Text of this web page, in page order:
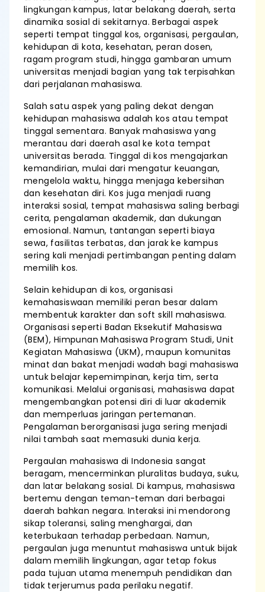
lingkungan kampus, latar belakang daerah, serta
dinamika sosial di sekitarnya. Berbagai aspek
seperti tempat tinggal kos, organisasi, pergaulan,
kehidupan di kota, kesehatan, peran dosen,
ragam program studi, hingga gambaran umum
universitas menjadi bagian yang tak terpisahkan
dari perjalanan mahasiswa.
Salah satu aspek yang paling dekat dengan
kehidupan mahasiswa adalah kos atau tempat
tinggal sementara. Banyak mahasiswa yang
merantau dari daerah asal ke kota tempat
universitas berada. Tinggal di kos mengajarkan
kemandirian, mulai dari mengatur keuangan,
mengelola waktu, hingga menjaga kebersihan
dan kesehatan diri. Kos juga menjadi ruang
interaksi sosial, tempat mahasiswa saling berbagi
cerita, pengalaman akademik, dan dukungan
emosional. Namun, tantangan seperti biaya
sewa, fasilitas terbatas, dan jarak ke kampus
sering kali menjadi pertimbangan penting dalam
memilih kos.
Selain kehidupan di kos, organisasi
kemahasiswaan memiliki peran besar dalam
membentuk karakter dan soft skill mahasiswa.
Organisasi seperti Badan Eksekutif Mahasiswa
(BEM), Himpunan Mahasiswa Program Studi, Unit
Kegiatan Mahasiswa (UKM), maupun komunitas
minat dan bakat menjadi wadah bagi mahasiswa
untuk belajar kepemimpinan, kerja tim, serta
komunikasi. Melalui organisasi, mahasiswa dapat
mengembangkan potensi diri di luar akademik
dan memperluas jaringan pertemanan.
Pengalaman berorganisasi juga sering menjadi
nilai tambah saat memasuki dunia kerja.
Pergaulan mahasiswa di Indonesia sangat
beragam, mencerminkan pluralitas budaya, suku,
dan latar belakang sosial. Di kampus, mahasiswa
bertemu dengan teman-teman dari berbagai
daerah bahkan negara. Interaksi ini mendorong
sikap toleransi, saling menghargai, dan
keterbukaan terhadap perbedaan. Namun,
pergaulan juga menuntut mahasiswa untuk bijak
dalam memilih lingkungan, agar tetap fokus
pada tujuan utama menempuh pendidikan dan
tidak terjerumus pada perilaku negatif.